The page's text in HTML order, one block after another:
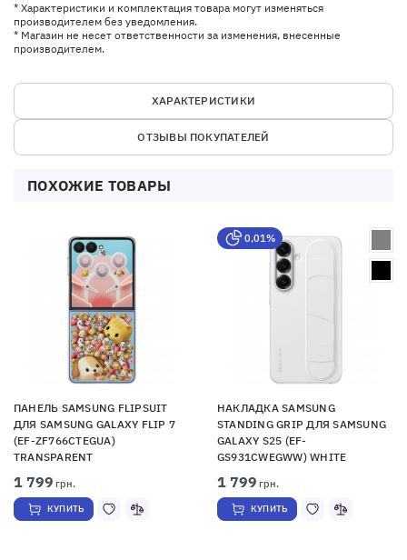
* Характеристики и комплектация товара могут изменяться
производителем без уведомления.
* Магазин не несет ответственности за изменения, внесенные
производителем.
ХАРАКТЕРИСТИКИ
ОТЗЫВЫ ПОКУПАТЕЛЕЙ
ПОХОЖИЕ ТОВАРЫ
ПАНЕЛЬ SAMSUNG FLIPSUIT
ДЛЯ SAMSUNG GALAXY FLIP 7
(EF-ZF766CTEGUA)
TRANSPARENT
1 799 грн.
КУПИТЬ
0,01%
НАКЛАДКА SAMSUNG
STANDING GRIP ДЛЯ SAMSUNG
GALAXY S25 (EF-
GS931CWEGWW) WHITE
1 799 грн.
КУПИТЬ